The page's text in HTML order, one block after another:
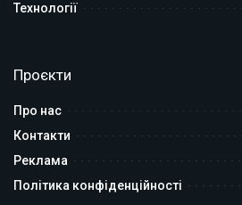
Технології
Проєкти
Про нас
Контакти
Реклама
Політика конфіденційності